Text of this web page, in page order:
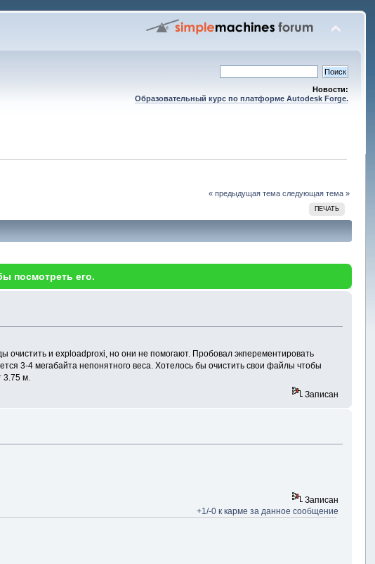
Новости:
Образовательный курс по платформе Autodesk Forge.
« предыдущая тема следующая тема »
ПЕЧАТЬ
посмотреть его.
и exploadproxi, но они не помогают. Пробовал экперементировать
3-4 мегабайта непонятного веса. Хотелось бы очистить свои файлы чтобы
м.
Записан
Записан
+1/-0 к карме за данное сообщение